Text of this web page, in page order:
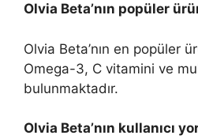
Olvia Beta’nın popüler
Olvia Beta’nın en popüler
Omega-3, C vitamini ve
bulunmaktadır.
Olvia Beta’nın kullanıcı